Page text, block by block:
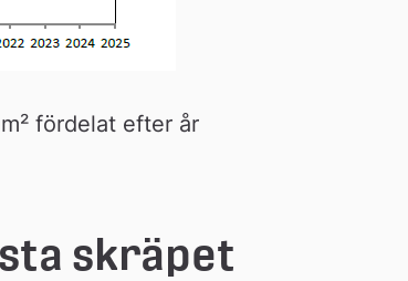
fördelat efter år
skräpet